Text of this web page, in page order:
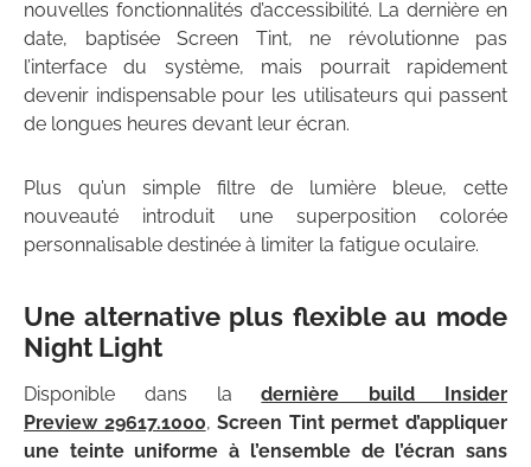
nouvelles fonctionnalités d’accessibilité. La dernière en
date, baptisée Screen Tint, ne révolutionne pas
l’interface du système, mais pourrait rapidement
devenir indispensable pour les utilisateurs qui passent
de longues heures devant leur écran.
Plus qu’un simple filtre de lumière bleue, cette
nouveauté introduit une superposition colorée
personnalisable destinée à limiter la fatigue oculaire.
Une alternative plus flexible au mode
Night Light
Disponible dans ladernière build Insider
Preview 29617.1000,Screen Tint permet d’appliquer
une teinte uniforme à l’ensemble de l’écran sans